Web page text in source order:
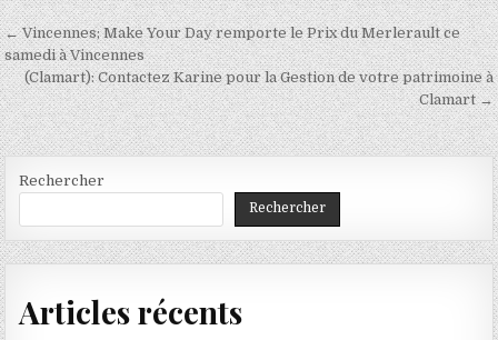
Navigation
de
l’article
← Vincennes; Make Your Day remporte le Prix du Merlerault ce
samedi à Vincennes
(Clamart): Contactez Karine pour la Gestion de votre patrimoine à
Clamart →
Rechercher
Rechercher
Articles récents